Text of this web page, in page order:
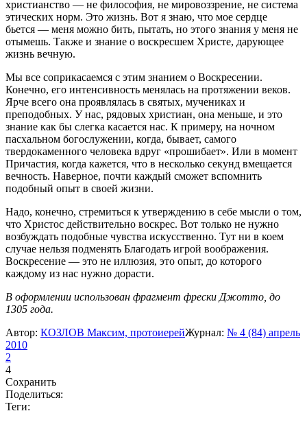
христианство — не философия, не мировоззрение, не система
этических норм. Это жизнь. Вот я знаю, что мое сердце
бьется — меня можно бить, пытать, но этого знания у меня не
отымешь. Также и знание о воскресшем Христе, дарующее
жизнь вечную.
Мы все соприкасаемся с этим знанием о Воскресении.
Конечно, его интенсивность менялась на протяжении веков.
Ярче всего она проявлялась в святых, мучениках и
преподобных. У нас, рядовых христиан, она меньше, и это
знание как бы слегка касается нас. К примеру, на ночном
пасхальном богослужении, когда, бывает, самого
твердокаменного человека вдруг «прошибает». Или в момент
Причастия, когда кажется, что в несколько секунд вмещается
вечность. Наверное, почти каждый сможет вспомнить
подобный опыт в своей жизни.
Надо, конечно, стремиться к утверждению в себе мысли о том,
что Христос действительно воскрес. Вот только не нужно
возбуждать подобные чувства искусственно. Тут ни в коем
случае нельзя подменять Благодать игрой воображения.
Воскресение — это не иллюзия, это опыт, до которого
каждому из нас нужно дорасти.
В оформлении использован фрагмент фрески Джотто, до
1305 года.
Автор: КОЗЛОВ Максим, протоиерейЖурнал: № 4 (84) апрель
2010
2
4
Сохранить
Поделиться:
Теги: